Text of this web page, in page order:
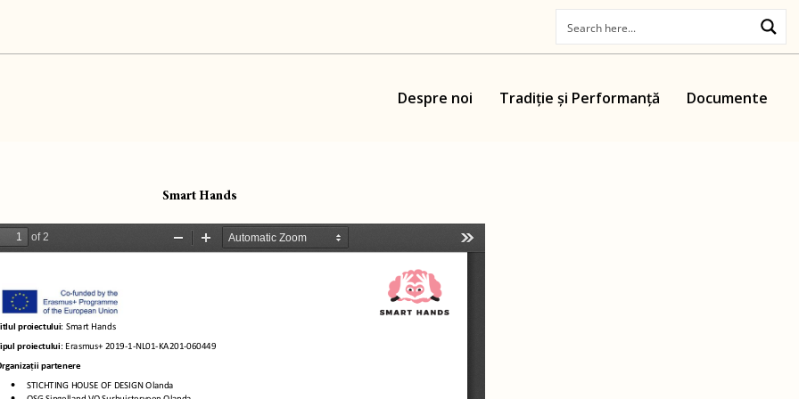
Despre noi Tradiție și Performanță Documente
Smart Hands